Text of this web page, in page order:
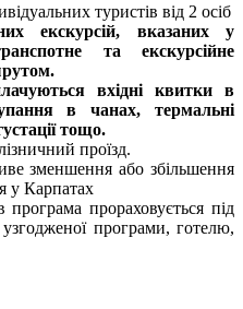
туристів від 2 осіб
екскурсій, вказаних у
та екскурсійне
вхідні квитки в
в чанах, термальні
тощо.
проїзд.
зменшення або збільшення
у Карпатах
прораховується під
програми, готелю,